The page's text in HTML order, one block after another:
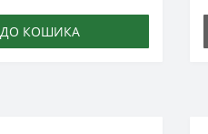
ДО КОШИКА